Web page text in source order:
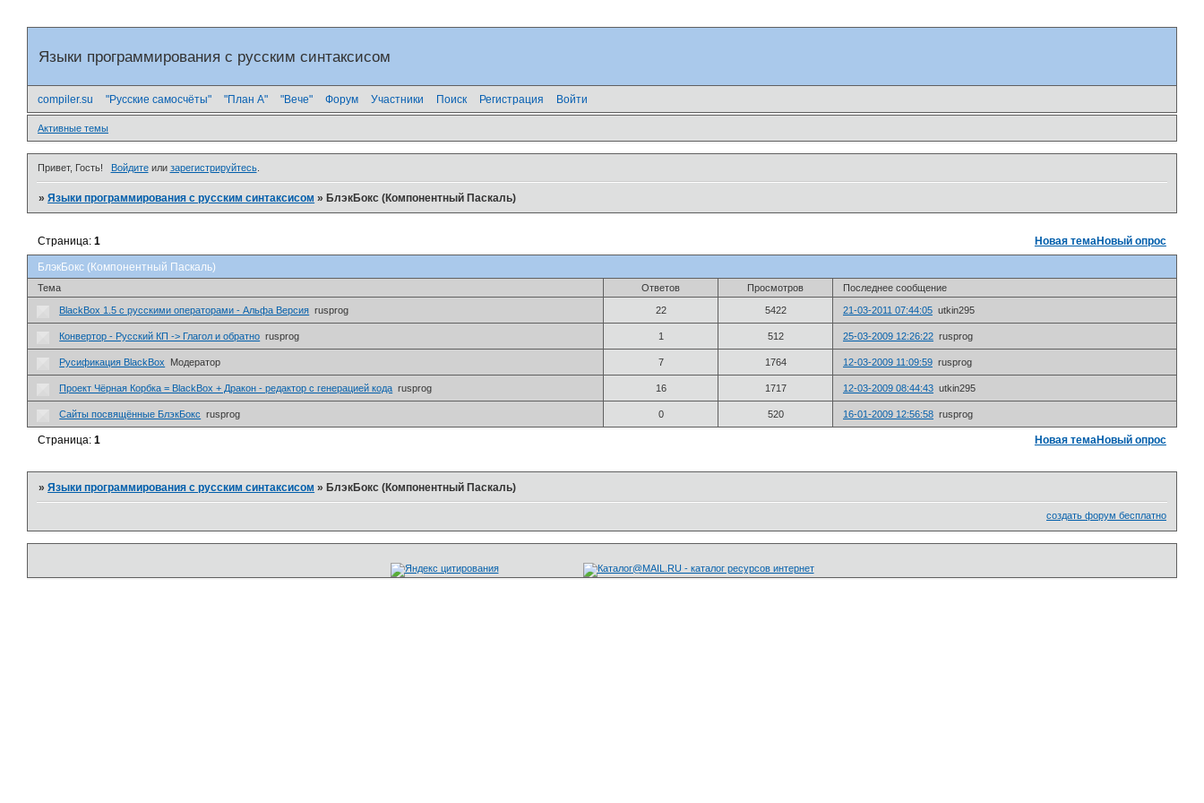
Языки программирования с русским синтаксисом
compiler.su "Русские самосчёты" "План А" "Вече" Форум Участники Поиск Регистрация Войти
Активные темы
Привет, Гость! Войдитеили зарегистрируйтесь.
»Языки программирования с русским синтаксисом »БлэкБокс (Компонентный Паскаль)
БлэкБокс (Компонентный Паскаль)
Страница:1 Новая темаНовый опрос
Тема Ответов Просмотров Последнее сообщение
BlackBox 1.5 с русскими операторами - Альфа Версия rusprog 22 5422 21-03-2011 07:44:05 utkin295
Конвертор - Русский КП -> Глагол и обратно rusprog 1 512 25-03-2009 12:26:22 rusprog
Русификация BlackBox Модератор 7 1764 12-03-2009 11:09:59 rusprog
Проект Чёрная Корбка = BlackBox + Дракон - редактор с генерацией кода rusprog 16 1717 12-03-2009 08:44:43 utkin295
Сайты посвящённые БлэкБокс rusprog 0 520 16-01-2009 12:56:58 rusprog
Новая темаНовый опрос
Страница:1
»Языки программирования с русским синтаксисом »БлэкБокс (Компонентный Паскаль)
создать форум бесплатно